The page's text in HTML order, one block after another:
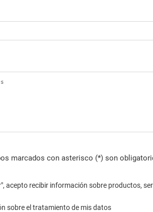
marcados con asterisco (*) son
acepto recibir información sobre productos,
sobre el tratamiento de mis datos